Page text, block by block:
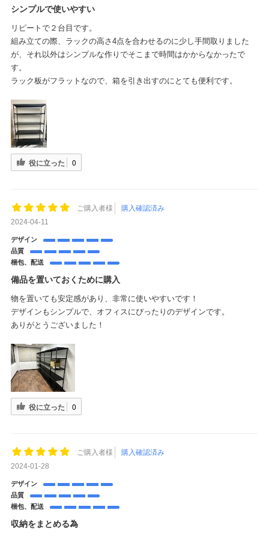
シンプルで使いやすい
リピートで２台目です。
組み立ての際、ラックの高さ4点を合わせるのに少し手間取りました
が、それ以外はシンプルな作りでそこまで時間はかからなかったで
す。
ラック板がフラットなので、箱を引き出すのにとても便利です。
役に立った 0
ご購入者様
購入確認済み
2024-04-11
デザイン
品質
梱包、配送
備品を置いておくために購入
物を置いても安定感があり、非常に使いやすいです！
デザインもシンプルで、オフィスにぴったりのデザインです。
ありがとうございました！
役に立った 0
ご購入者様
購入確認済み
2024-01-28
デザイン
品質
梱包、配送
収納をまとめる為